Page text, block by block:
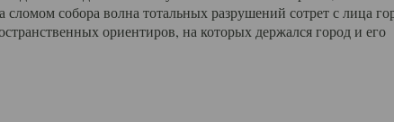
собора волна тотальных разрушений сотрет с лица
ориентиров, на которых держался город и его